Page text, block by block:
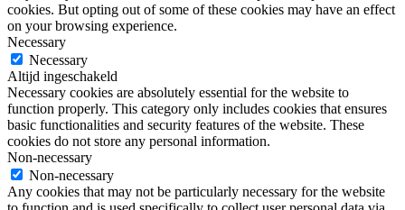
cookies. But opting out of some of these cookies may have an effect
on your browsing experience.
Necessary
Necessary
Altijd ingeschakeld
Necessary cookies are absolutely essential for the website to
function properly. This category only includes cookies that ensures
basic functionalities and security features of the website. These
cookies do not store any personal information.
Non-necessary
Non-necessary
Any cookies that may not be particularly necessary for the website